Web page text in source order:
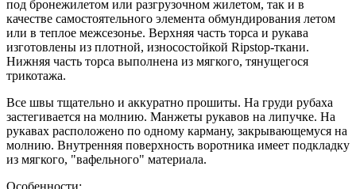
под бронежилетом или разгрузочном жилетом, так и в
качестве самостоятельного элемента обмундирования летом
или в теплое межсезонье. Верхняя часть торса и рукава
изготовлены из плотной, износостойкой Ripstop-ткани.
Нижняя часть торса выполнена из мягкого, тянущегося
трикотажа.
Все швы тщательно и аккуратно прошиты. На груди рубаха
застегивается на молнию. Манжеты рукавов на липучке. На
рукавах расположено по одному карману, закрывающемуся на
молнию. Внутренняя поверхность воротника имеет подкладку
из мягкого, "вафельного" материала.